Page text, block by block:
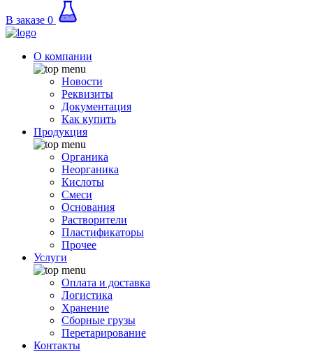
В заказе 0
О компании
Новости
Реквизиты
Документация
Как купить
Продукция
Органика
Неорганика
Кислоты
Смеси
Основания
Растворители
Пластификаторы
Прочее
Услуги
Оплата и доставка
Логистика
Хранение
Сборные грузы
Перетарирование
Контакты